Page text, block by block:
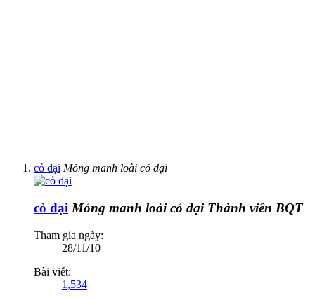
cỏ dại Mỏng manh loài cỏ dại
cỏ dại Mỏng manh loài cỏ dại Thành viên BQT
Tham gia ngày:
28/11/10
Bài viết:
1,534